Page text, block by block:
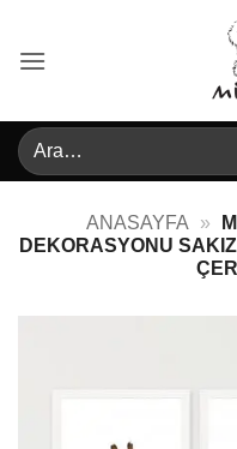
Ara:
ANASAYFA »
DEKORASYONU